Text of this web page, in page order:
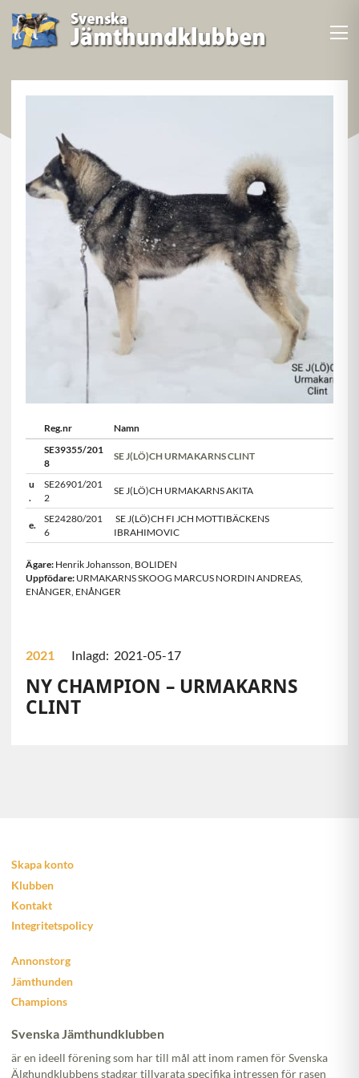
Reg.nr
Namn
SE39355/201
8
SE J(LÖ)CH URMAKARNS CLINT
u
.
SE26901/201
2
SE J(LÖ)CH URMAKARNS AKITA
e.
SE24280/201
6
SE J(LÖ)CH FI JCH MOTTIBÄCKENS
IBRAHIMOVIC
Ägare: Henrik Johansson, BOLIDEN
Uppfödare: URMAKARNS SKOOG MARCUS NORDIN ANDREAS,
ENÅNGER, ENÅNGER
2021 Inlagd: 2021-05-17
NY CHAMPION – URMAKARNS
CLINT
Skapa konto
Klubben
Kontakt
Integritetspolicy
Annonstorg
Jämthunden
Champions
Svenska Jämthundklubben
är en ideell förening som har till mål att inom ramen för Svenska
Älghundklubbens stadgar tillvarata specifika intressen för rasen